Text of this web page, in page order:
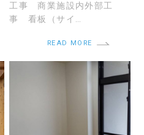
工事 商業施設内外部工
事 看板（サイ…
READ MORE